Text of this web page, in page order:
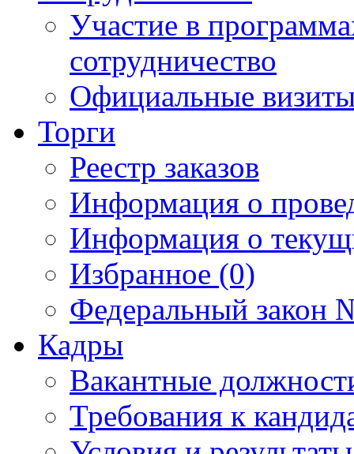
Участие в
сотрудничество
Официальные
Торги
Реестр заказов
Информация о
Информация о
Избранное (0)
Федеральный закон
Кадры
Вакантные
Требования к